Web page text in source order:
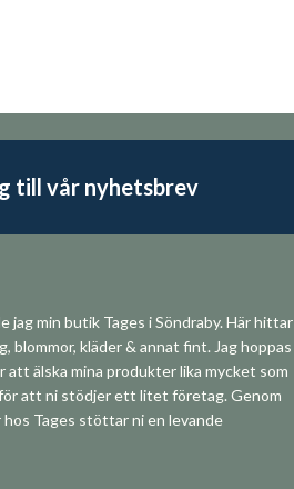
till vår nyhetsbrev
jag min butik Tages i Söndraby. Här hittar
blommor, kläder & annat fint. Jag hoppas
att älska mina produkter lika mycket som
för att ni stödjer ett litet företag. Genom
Tages stöttar ni en levande